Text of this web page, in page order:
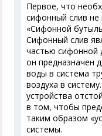
Первое, что
сифонный слив
«Сифонной
Сифонный слив
частью сифонной
он предназначен
воды в система
воздуха в
устройства
в том, чтобы
таким образом
системы.